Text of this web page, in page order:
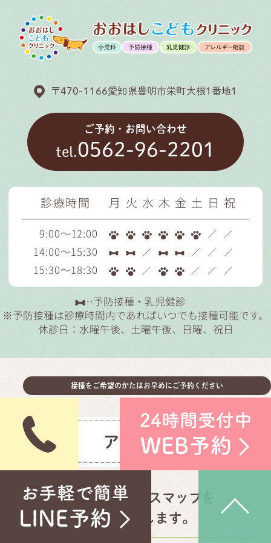
〒470-1166愛知県豊明市栄町大根1番地1
ご予約・お問い合わせ
tel. 0562-96-2201
診療時間 月 火 水 木 金 土 日 祝
9:00～12:00 ／ ／
14:00～15:30 ／ ／ ／ ／
15:30～18:30 ／ ／ ／ ／
…予防接種・乳児健診
※予防接種は診療時間内であればいつでも接種可能です。
休診日：水曜午後、土曜午後、日曜、祝日
アクセス
当院へのアクセスマップを
ご案内いたします。
接種をご希望のかたはお早めにご予約ください